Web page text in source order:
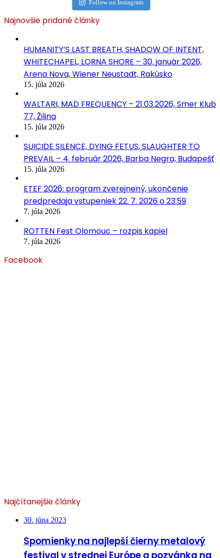
Follow on Instagram
Najnovšie pridané články
HUMANITY’S LAST BREATH, SHADOW OF INTENT,
WHITECHAPEL, LORNA SHORE – 30. január 2026,
Arena Nova, Wiener Neustadt, Rakúsko
15. júla 2026
WALTARI, MAD FREQUENCY – 21.03.2026, Smer Klub
77, Žilina
15. júla 2026
SUICIDE SILENCE, DYING FETUS, SLAUGHTER TO
PREVAIL – 4. február 2026, Barba Negra, Budapešť
15. júla 2026
ETEF 2026: program zverejnený, ukončenie
predpredaja vstupeniek 22. 7. 2026 o 23:59
7. júla 2026
ROTTEN Fest Olomouc – rozpis kapiel
7. júla 2026
Facebook
Najčítanejšie články
30. júna 2023
Spomienky na najlepší čierny metalový
festival v strednej Európe a pozvánka na